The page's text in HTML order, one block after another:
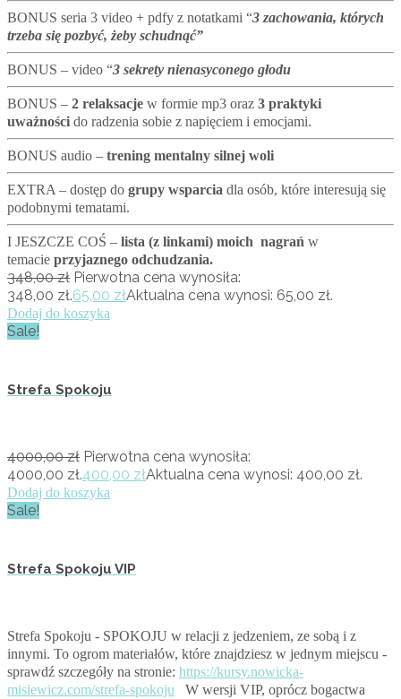
BONUS seria 3 video + pdfy z notatkami “3 zachowania, których
trzeba się pozbyć, żeby schudnąć”
BONUS – video “3 sekrety nienasyconego głodu
BONUS – 2 relaksacje w formie mp3 oraz 3 praktyki
uważności do radzenia sobie z napięciem i emocjami.
BONUS audio – trening mentalny silnej woli
EXTRA – dostęp do grupy wsparcia dla osób, które interesują się
podobnymi tematami.
I JESZCZE COŚ – lista (z linkami) moich nagrań w
temacie przyjaznego odchudzania.
348,00zł Pierwotna cena wynosiła:
348,00 zł.65,00 złAktualna cena wynosi: 65,00 zł.
Dodaj do koszyka
Sale!
Strefa Spokoju
4000,00zł Pierwotna cena wynosiła:
4000,00 zł.400,00 złAktualna cena wynosi: 400,00 zł.
Dodaj do koszyka
Sale!
Strefa Spokoju VIP
Strefa Spokoju - SPOKOJU w relacji z jedzeniem, ze sobą i z
innymi. To ogrom materiałów, które znajdziesz w jednym miejscu -
sprawdź szczegóły na stronie: https://kursy.nowicka-
misiewicz.com/strefa-spokoju W wersji VIP, oprócz bogactwa